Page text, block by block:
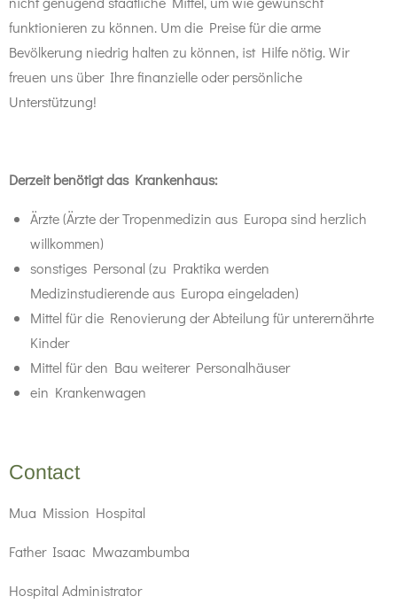
funktionieren zu können. Um die Preise für die arme
Bevölkerung niedrig halten zu können, ist Hilfe nötig. Wir
freuen uns über Ihre finanzielle oder persönliche
Unterstützung!
Derzeit benötigt das Krankenhaus:
Ärzte (Ärzte der Tropenmedizin aus Europa sind herzlich
willkommen)
sonstiges Personal (zu Praktika werden
Medizinstudierende aus Europa eingeladen)
Mittel für die Renovierung der Abteilung für unterernährte
Kinder
Mittel für den Bau weiterer Personalhäuser
ein Krankenwagen
Contact
Mua Mission Hospital
Father Isaac Mwazambumba
Hospital Administrator